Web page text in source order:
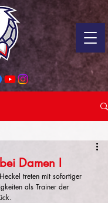
Damen I
treten mit sofortiger
als Trainer der